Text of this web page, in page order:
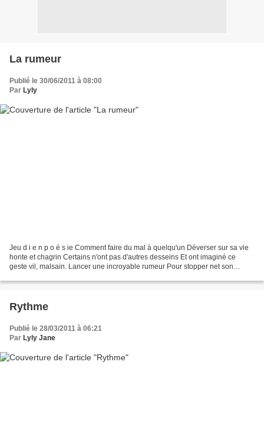
La rumeur
Publié le 30/06/2011 à 08:00
Par Lyly
Jeu d i e n p o é s ie Comment faire du mal à quelqu'un Déverser sur sa vie
honte et chagrin Certains n'ont pas d'autres desseins Et ont imaginé ce
geste vil, malsain. Lancer une incroyable rumeur Pour stopper net son
Rythme
Publié le 28/03/2011 à 06:21
Par Lyly Jane